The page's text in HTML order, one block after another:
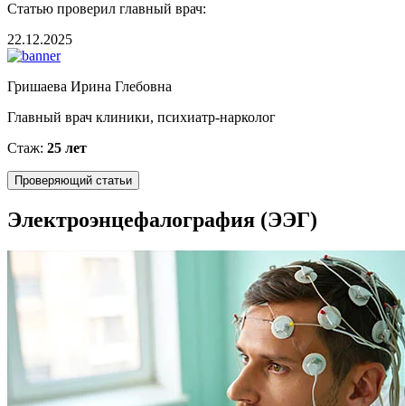
Статью проверил главный врач:
22.12.2025
Гришаева Ирина Глебовна
Главный врач клиники, психиатр-нарколог
Стаж: 25 лет
Проверяющий статьи
Электроэнцефалография (ЭЭГ)